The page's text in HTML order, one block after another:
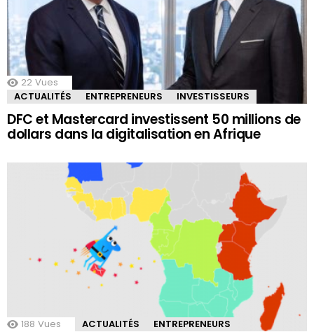
22 Vues
ACTUALITÉS
ENTREPRENEURS INVESTISSEURS
DFC et Mastercard investissent 50 millions de
dollars dans la digitalisation en Afrique
188 Vues ACTUALITÉS ENTREPRENEURS